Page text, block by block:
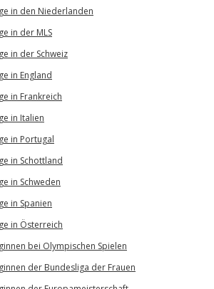
in den Niederlanden
in der MLS
in der Schweiz
in England
in Frankreich
in Italien
in Portugal
in Schottland
in Schweden
in Spanien
in Österreich
bei Olympischen Spielen
der Bundesliga der Frauen